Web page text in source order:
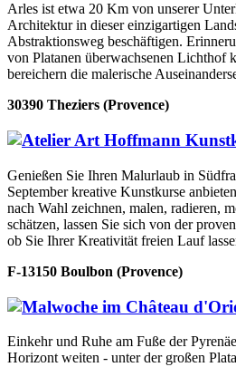
Arles ist etwa 20 Km von unserer
Architektur in dieser einzigartigen
Abstraktionsweg beschäftigen.
von Platanen überwachsenen Lichthof
bereichern die malerische
30390 Theziers (Provence)
Genießen Sie Ihren Malurlaub in
September kreative Kunstkurse
nach Wahl zeichnen, malen, radieren,
schätzen, lassen Sie sich von der
ob Sie Ihrer Kreativität freien Lauf
F-13150 Boulbon (Provence)
Einkehr und Ruhe am Fuße der
Horizont weiten - unter der großen